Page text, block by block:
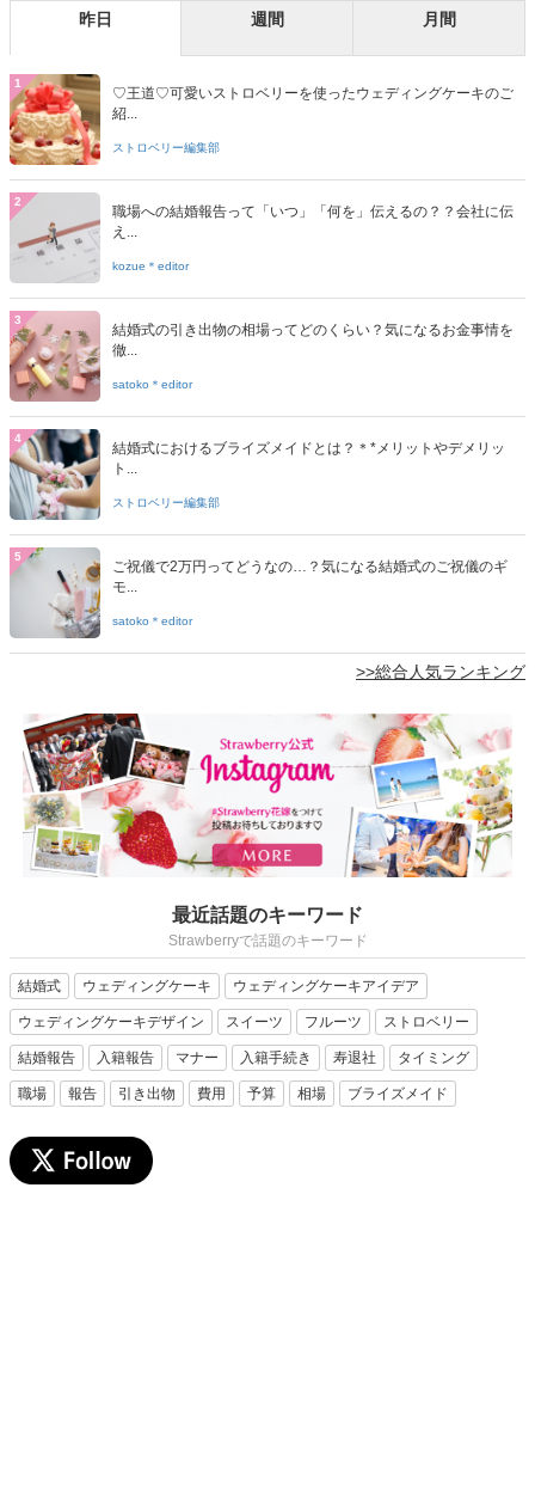
昨日 週間 月間
1
♡王道♡可愛いストロベリーを使ったウェディングケーキのご
紹...
ストロベリー編集部
2
職場への結婚報告って「いつ」「何を」伝えるの？？会社に伝
え...
kozue＊editor
3
結婚式の引き出物の相場ってどのくらい？気になるお金事情を
徹...
satoko＊editor
4
結婚式におけるブライズメイドとは？＊*メリットやデメリッ
ト...
ストロベリー編集部
5
ご祝儀で2万円ってどうなの…？気になる結婚式のご祝儀のギ
モ...
satoko＊editor
>>総合人気ランキング
最近話題のキーワード
Strawberryで話題のキーワード
結婚式 ウェディングケーキ ウェディングケーキアイデア
ウェディングケーキデザイン スイーツ フルーツ ストロベリー
結婚報告 入籍報告 マナー 入籍手続き 寿退社 タイミング
職場 報告 引き出物 費用 予算 相場 ブライズメイド